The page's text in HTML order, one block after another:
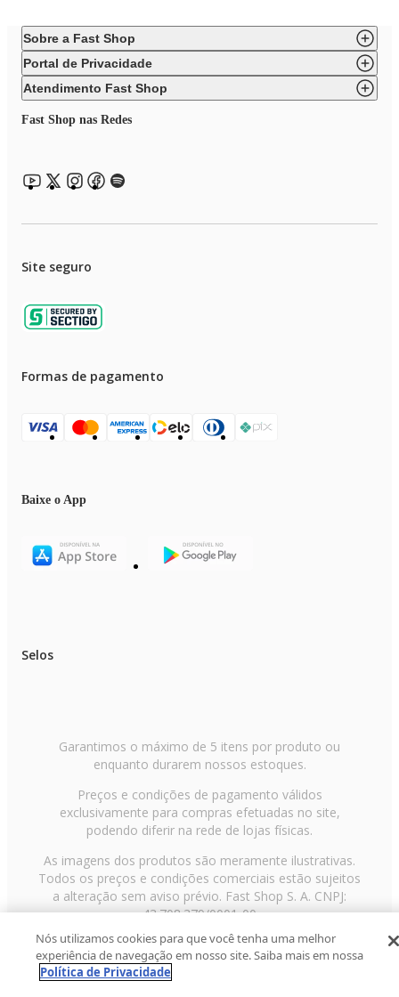
Sobre a Fast Shop
Portal de Privacidade
Atendimento Fast Shop
Fast Shop nas Redes
Site seguro
Formas de pagamento
Baixe o App
Selos
Garantimos o máximo de 5 itens por produto ou
enquanto durarem nossos estoques.
Preços e condições de pagamento válidos
exclusivamente para compras efetuadas no site,
podendo diferir na rede de lojas físicas.
As imagens dos produtos são meramente ilustrativas.
Todos os preços e condições comerciais estão sujeitos
a alteração sem aviso prévio. Fast Shop S. A. CNPJ:
43.708.379/0001-00
Avenida Zaki Narchi, nº 1650, sobreloja, Carandiru, São
Paulo/SP, CEP 02029-001, Telefone: 11 3003-3728 ©
2013 Fast Shop - Todos os direitos reservados
Nós utilizamos cookies para que você tenha uma melhor
experiência de navegação em nosso site. Saiba mais em nossa
Política de Privacidade